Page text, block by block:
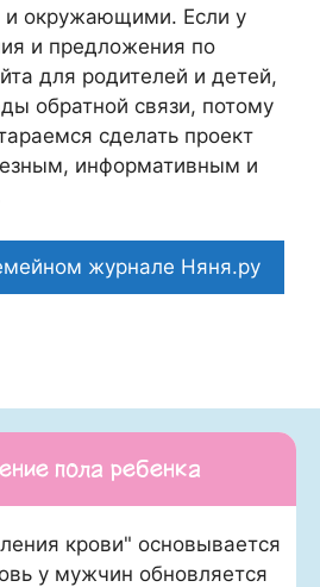
и окружающими. Если у
и предложения по
для родителей и детей,
обратной связи, потому
сделать проект
информативным и
журнале Няня.ру
пола ребенка
крови" основывается
у мужчин обновляется